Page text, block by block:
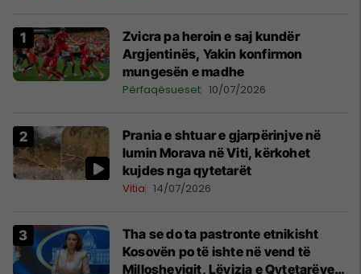
Zvicra pa heroin e saj kundër
Argjentinës, Yakin konfirmon
mungesën e madhe
Përfaqësueset 10/07/2026
Prania e shtuar e gjarpërinjve në
lumin Morava në Viti, kërkohet
kujdes nga qytetarët
Vitia 14/07/2026
Tha se do ta pastronte etnikisht
Kosovën po të ishte në vend të
Millosheviqit, Lëvizja e Qytetarëve